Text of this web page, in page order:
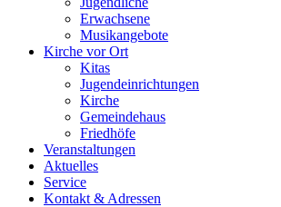
Erwachsene
Musikangebote
Kirche vor Ort
Kitas
Jugendeinrichtungen
Kirche
Gemeindehaus
Friedhöfe
Veranstaltungen
Aktuelles
Service
Kontakt & Adressen